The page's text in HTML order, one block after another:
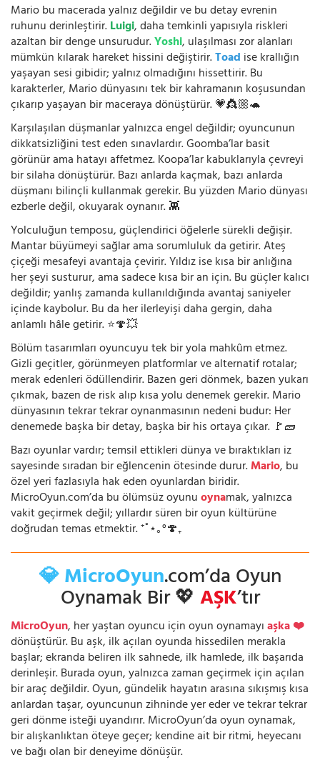
Mario bu macerada yalnız değildir ve bu detay evrenin
ruhunu derinleştirir.Luigi, daha temkinli yapısıyla riskleri
azaltan bir denge unsurudur.Yoshi, ulaşılması zor alanları
mümkün kılarak hareket hissini değiştirir.Toad ise krallığın
yaşayan sesi gibidir; yalnız olmadığını hissettirir. Bu
karakterler, Mario dünyasını tek bir kahramanın koşusundan
çıkarıp yaşayan bir maceraya dönüştürür. 💗👸🏼🐢
Karşılaşılan düşmanlar yalnızca engel değildir; oyuncunun
dikkatsizliğini test eden sınavlardır. Goomba’lar basit
görünür ama hatayı affetmez. Koopa’lar kabuklarıyla çevreyi
bir silaha dönüştürür. Bazı anlarda kaçmak, bazı anlarda
düşmanı bilinçli kullanmak gerekir. Bu yüzden Mario dünyası
ezberle değil, okuyarak oynanır. 👾
Yolculuğun temposu, güçlendirici öğelerle sürekli değişir.
Mantar büyümeyi sağlar ama sorumluluk da getirir. Ateş
çiçeği mesafeyi avantaja çevirir. Yıldız ise kısa bir anlığına
her şeyi susturur, ama sadece kısa bir an için. Bu güçler kalıcı
değildir; yanlış zamanda kullanıldığında avantaj saniyeler
içinde kaybolur. Bu da her ilerleyişi daha gergin, daha
anlamlı hâle getirir. ⭐🍄💥
Bölüm tasarımları oyuncuyu tek bir yola mahkûm etmez.
Gizli geçitler, görünmeyen platformlar ve alternatif rotalar;
merak edenleri ödüllendirir. Bazen geri dönmek, bazen yukarı
çıkmak, bazen de risk alıp kısa yolu denemek gerekir. Mario
dünyasının tekrar tekrar oynanmasının nedeni budur: Her
denemede başka bir detay, başka bir his ortaya çıkar. 🚩🧱
Bazı oyunlar vardır; temsil ettikleri dünya ve bıraktıkları iz
sayesinde sıradan bir eğlencenin ötesinde durur.Mario, bu
özel yeri fazlasıyla hak eden oyunlardan biridir.
MicroOyun.com’da bu ölümsüz oyunuoynamak, yalnızca
vakit geçirmek değil; yıllardır süren bir oyun kültürüne
doğrudan temas etmektir. ⁺˚⋆｡°🍄₊
💎 MicroOyun.com’da Oyun
Oynamak Bir 💖AŞK’tır
MicroOyun, her yaştan oyuncu için oyun oynamayıaşka ❤️
dönüştürür. Bu aşk, ilk açılan oyunda hissedilen merakla
başlar; ekranda beliren ilk sahnede, ilk hamlede, ilk başarıda
derinleşir. Burada oyun, yalnızca zaman geçirmek için açılan
bir araç değildir. Oyun, gündelik hayatın arasına sıkışmış kısa
anlardan taşar, oyuncunun zihninde yer eder ve tekrar tekrar
geri dönme isteği uyandırır. MicroOyun’da oyun oynamak,
bir alışkanlıktan öteye geçer; kendine ait bir ritmi, heyecanı
ve bağı olan bir deneyime dönüşür.